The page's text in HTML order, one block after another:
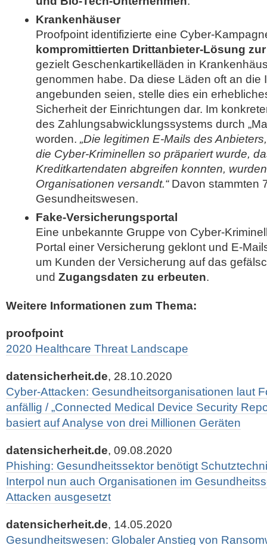
Krankenhäuser
Proofpoint identifizierte eine Cyber-
kompromittierten Drittanbieter-Lösung
gezielt Geschenkartikelläden in
genommen habe. Da diese Läden oft an die
angebunden seien, stelle dies ein
Sicherheit der Einrichtungen dar. Im
des Zahlungsabwicklungssystems durch
worden. „Die legitimen E-Mails des
die Cyber-Kriminellen so präpariert wurde,
Kreditkartendaten abgreifen konnten,
Organisationen versandt.“Davon stammten
Gesundheitswesen.
Fake-Versicherungsportal
Eine unbekannte Gruppe von Cyber-
Portal einer Versicherung geklont und E-
um Kunden der Versicherung auf das
und Zugangsdaten zu erbeuten.
Weitere Informationen zum Thema:
proofpoint
2020 Healthcare Threat Landscape
datensicherheit.de, 28.10.2020
Cyber-Attacken: Gesundheitsorganisationen laut
anfällig / „Connected Medical Device Security
basiert auf Analyse von drei Millionen Geräten
datensicherheit.de, 09.08.2020
Phishing: Gesundheitssektor benötigt
Interpol nun auch Organisationen im
Attacken ausgesetzt
datensicherheit.de, 14.05.2020
Gesundheitswesen: Globaler Anstieg von